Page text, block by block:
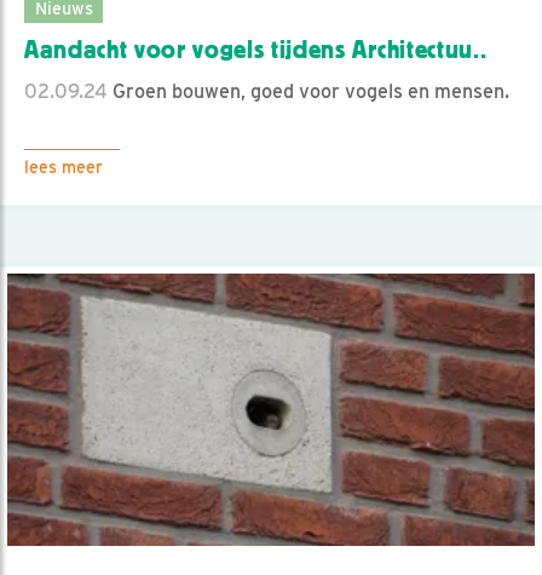
Nieuws
Aandacht voor vogels tijdens Architectuu..
02.09.24 Groen bouwen, goed voor vogels en mensen.
lees meer